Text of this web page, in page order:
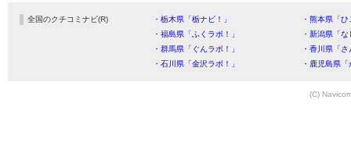
全国のクチコミナビ(R) ・栃木県「栃ナビ！」
・熊本県「
・福島県「ふくラボ！」
・新潟県「
・群馬県「ぐんラボ！」
・香川県「
・石川県「金沢ラボ！」
・鹿児島県
(C)